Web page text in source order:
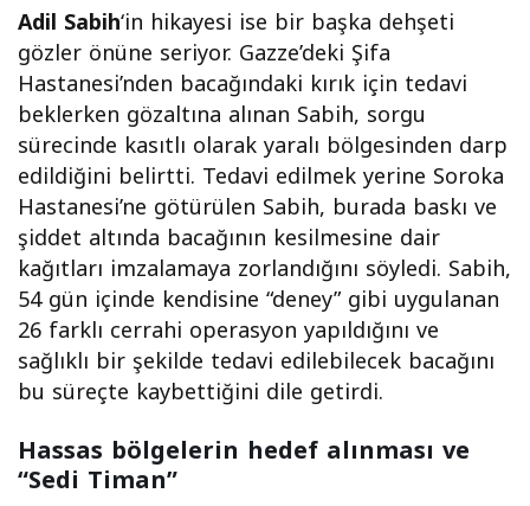
Adil Sabih‘in hikayesi ise bir başka dehşeti
gözler önüne seriyor. Gazze’deki Şifa
Hastanesi’nden bacağındaki kırık için tedavi
beklerken gözaltına alınan Sabih, sorgu
sürecinde kasıtlı olarak yaralı bölgesinden darp
edildiğini belirtti. Tedavi edilmek yerine Soroka
Hastanesi’ne götürülen Sabih, burada baskı ve
şiddet altında bacağının kesilmesine dair
kağıtları imzalamaya zorlandığını söyledi. Sabih,
54 gün içinde kendisine “deney” gibi uygulanan
26 farklı cerrahi operasyon yapıldığını ve
sağlıklı bir şekilde tedavi edilebilecek bacağını
bu süreçte kaybettiğini dile getirdi.
Hassas bölgelerin hedef alınması ve
“Sedi Timan”